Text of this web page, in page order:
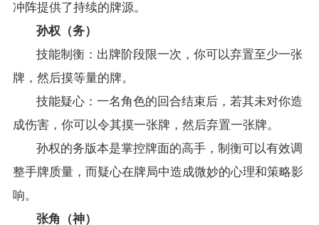
冲阵提供了持续的牌源。
孙权（务）
技能制衡：出牌阶段限一次，你可以弃置至少一张
牌，然后摸等量的牌。
技能疑心：一名角色的回合结束后，若其未对你造
成伤害，你可以令其摸一张牌，然后弃置一张牌。
孙权的务版本是掌控牌面的高手，制衡可以有效调
整手牌质量，而疑心在牌局中造成微妙的心理和策略影
响。
张角（神）